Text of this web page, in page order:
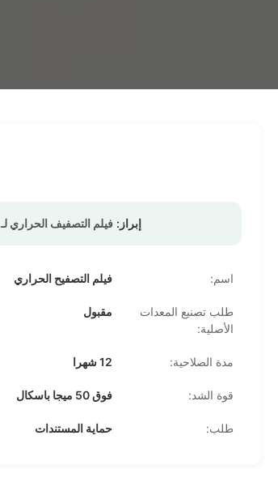
إبراز: فيلم التصفيف الحراري لـ PET,لفة فيلم الترقق الناعم,فيلم الترقق الحراري من الشركة المصنعة الأصلية
اسم: فيلم التصفيح الحراري
طلب تصنيع المعدات
الأصلية:
مقبول
مدة الصلاحية: 12 شهرا
قوة الشد: فوق 50 ميجا باسكال
طلب: حماية المستندات